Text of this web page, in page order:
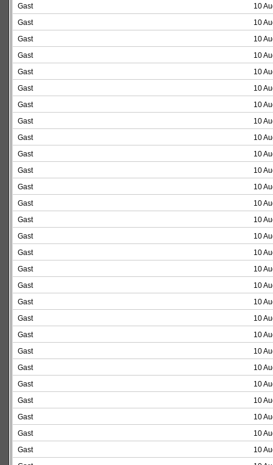
Gast
10
Gast
10
Gast
10
Gast
10
Gast
10
Gast
10
Gast
10
Gast
10
Gast
10
Gast
10
Gast
10
Gast
10
Gast
10
Gast
10
Gast
10
Gast
10
Gast
10
Gast
10
Gast
10
Gast
10
Gast
10
Gast
10
Gast
10
Gast
10
Gast
10
Gast
10
Gast
10
Gast
10